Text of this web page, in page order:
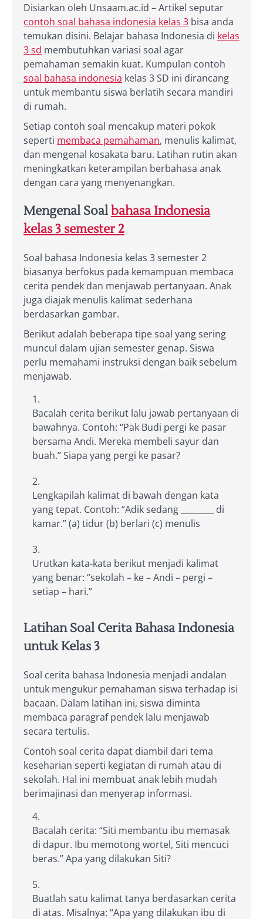
Disiarkan oleh Unsaam.ac.id – Artikel seputar
contoh soal bahasa indonesia kelas 3 bisa anda
temukan disini. Belajar bahasa Indonesia di kelas
3 sd membutuhkan variasi soal agar
pemahaman semakin kuat. Kumpulan contoh
soal bahasa indonesia kelas 3 SD ini dirancang
untuk membantu siswa berlatih secara mandiri
di rumah.
Setiap contoh soal mencakup materi pokok
seperti membaca pemahaman, menulis kalimat,
dan mengenal kosakata baru. Latihan rutin akan
meningkatkan keterampilan berbahasa anak
dengan cara yang menyenangkan.
Mengenal Soalbahasa Indonesia
kelas 3 semester 2
Soal bahasa Indonesia kelas 3 semester 2
biasanya berfokus pada kemampuan membaca
cerita pendek dan menjawab pertanyaan. Anak
juga diajak menulis kalimat sederhana
berdasarkan gambar.
Berikut adalah beberapa tipe soal yang sering
muncul dalam ujian semester genap. Siswa
perlu memahami instruksi dengan baik sebelum
menjawab.
Bacalah cerita berikut lalu jawab pertanyaan di
bawahnya. Contoh: “Pak Budi pergi ke pasar
bersama Andi. Mereka membeli sayur dan
buah.” Siapa yang pergi ke pasar?
Lengkapilah kalimat di bawah dengan kata
yang tepat. Contoh: “Adik sedang ________ di
kamar.” (a) tidur (b) berlari (c) menulis
Urutkan kata-kata berikut menjadi kalimat
yang benar: “sekolah – ke – Andi – pergi –
setiap – hari.”
Latihan Soal Cerita Bahasa Indonesia
untuk Kelas 3
Soal cerita bahasa Indonesia menjadi andalan
untuk mengukur pemahaman siswa terhadap isi
bacaan. Dalam latihan ini, siswa diminta
membaca paragraf pendek lalu menjawab
secara tertulis.
Contoh soal cerita dapat diambil dari tema
keseharian seperti kegiatan di rumah atau di
sekolah. Hal ini membuat anak lebih mudah
berimajinasi dan menyerap informasi.
Bacalah cerita: “Siti membantu ibu memasak
di dapur. Ibu memotong wortel, Siti mencuci
beras.” Apa yang dilakukan Siti?
Buatlah satu kalimat tanya berdasarkan cerita
di atas. Misalnya: “Apa yang dilakukan ibu di